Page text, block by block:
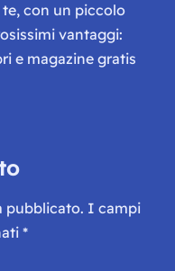
con un piccolo
vantaggi:
e magazine gratis
pubblicato. I campi
*